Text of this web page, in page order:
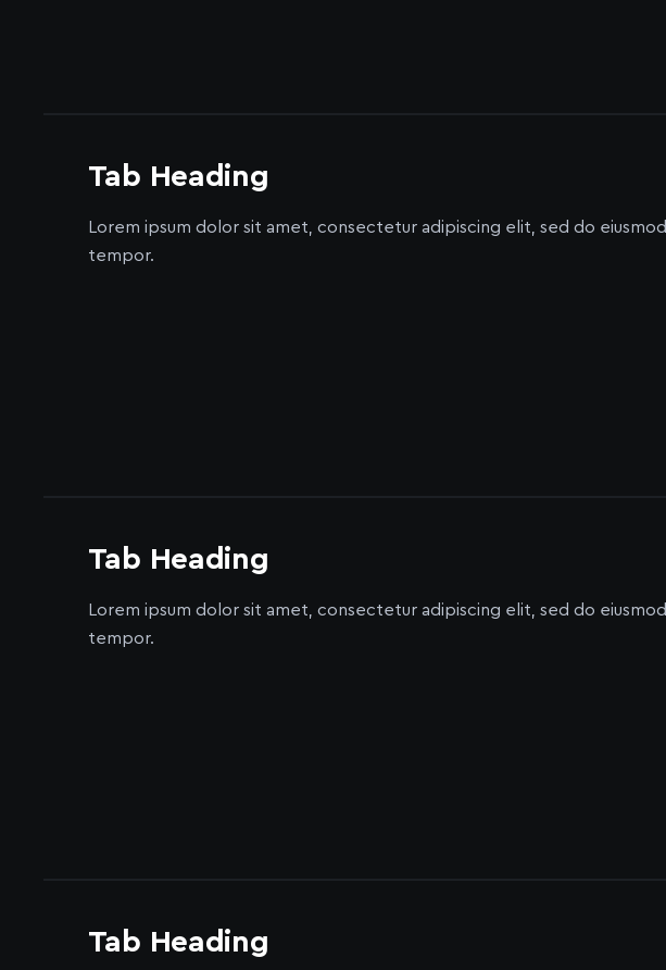
Tab Heading
Lorem ipsum dolor sit amet, consectetur adipiscing elit, sed do eiusmod
tempor.
Tab Heading
Lorem ipsum dolor sit amet, consectetur adipiscing elit, sed do eiusmod
tempor.
Tab Heading